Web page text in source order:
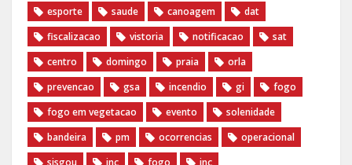
esporte
saude canoagem
dat
fiscalizacao
vistoria notificacao
sat
centro
domingo praia
orla
prevencao
gsa incendio gi
fogo
fogo em vegetacao
evento
solenidade
bandeira
pm ocorrencias
operacional
sisgou
inc fogo
inc